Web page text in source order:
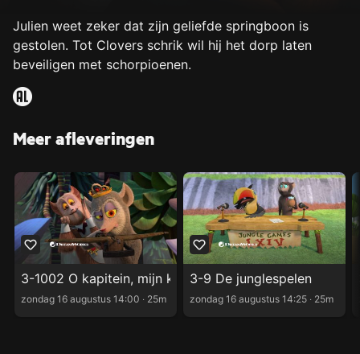
Julien weet zeker dat zijn geliefde springboon is
gestolen. Tot Clovers schrik wil hij het dorp laten
beveiligen met schorpioenen.
Meer afleveringen
3-1002 O kapitein, mijn kapitein - Deel 2
zondag 16 augustus 14:00 ‧ 25m
3-9 De junglespelen
zondag 16 augustus 14:25 ‧ 25m